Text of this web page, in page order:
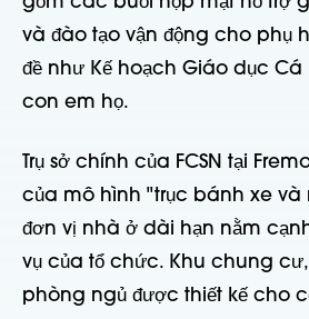
và đào tạo vận động cho phụ
đề như Kế hoạch Giáo dục Cá
con em họ.
Trụ sở chính của FCSN tại
của mô hình "trục bánh xe
đơn vị nhà ở dài hạn nằm
vụ của tổ chức. Khu chung
phòng ngủ được thiết kế cho